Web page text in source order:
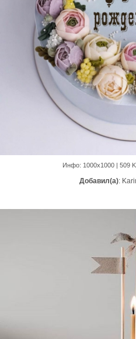
Инфо: 1000х1000 | 509
Добавил(а):